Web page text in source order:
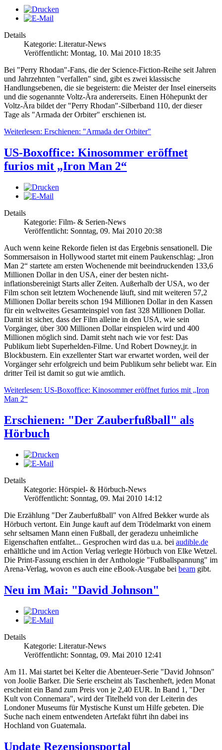
Details
Kategorie: Literatur-News
Veröffentlicht: Montag, 10. Mai 2010 18:35
Bei "Perry Rhodan"-Fans, die der Science-Fiction-Reihe seit Jahren
und Jahrzehnten "verfallen" sind, gibt es zwei klassische
Handlungsebenen, die sie begeistern: die Meister der Insel einerseits
und die sogenannte Voltz-Ära andererseits. Einen Höhepunkt der
Voltz-Ära bildet der "Perry Rhodan"-Silberband 110, der dieser
Tage als "Armada der Orbiter" erschienen ist.
Weiterlesen: Erschienen: "Armada der Orbiter"
US-Boxoffice: Kinosommer eröffnet
furios mit „Iron Man 2“
Details
Kategorie: Film- & Serien-News
Veröffentlicht: Sonntag, 09. Mai 2010 20:38
Auch wenn keine Rekorde fielen ist das Ergebnis sensationell. Die
Sommersaison in Hollywood startet mit einem Paukenschlag: „Iron
Man 2“ startete am ersten Wochenende mit beeindruckenden 133,6
Millionen Dollar in den USA, einer der besten nicht-
inflationsbereinigt Starts aller Zeiten. Außerhalb der USA, wo der
Film schon seit letztem Wochenende läuft, sind mit weiteren 57,2
Millionen Dollar bereits schon 194 Millionen Dollar in den Kassen
für ein weltweites Gesamteinspiel von fast 328 Millionen Dollar.
Damit ist sicher, dass der Film alleine in den USA, wie sein
Vorgänger, über 300 Millionen Dollar einspielen wird und 400
Millionen möglich sind. Damit steht nach wie vor fest: Das
Publikum liebt Superhelden-Filme. Und Robert Downey,jr. in
Blockbustern. Ein exzellenter Start war erwartet worden, weil der
Vorgänger sehr erfolgreich und beim Publikum sehr beliebt war. Ein
dritter Teil ist damit so gut wie amtlich.
Weiterlesen: US-Boxoffice: Kinosommer eröffnet furios mit „Iron
Man 2“
Erschienen: "Der Zauberfußball" als
Hörbuch
Details
Kategorie: Hörspiel- & Hörbuch-News
Veröffentlicht: Sonntag, 09. Mai 2010 14:12
Die Erzählung "Der Zauberfußball" von Alfred Bekker wurde als
Hörbuch vertont. Ein Junge kauft auf dem Trödelmarkt von einem
sehr seltsamen Mann einen Fußball, der geradezu unheimliche
Eigenschaften entfaltet... Gesprochen wird das u.a. bei audible.de
erhältliche und im Action Verlag verlegte Hörbuch von Elke Wetzel.
Die Print-Fassung erschien in der Anthologie "Fußballspannung" im
Arena-Verlag, wovon es auch eine eBook-Ausgabe bei beam gibt.
Neu im Mai: "David Johnson"
Details
Kategorie: Literatur-News
Veröffentlicht: Sonntag, 09. Mai 2010 12:41
Am 11. Mai startet bei Kelter die Abenteuer-Serie "David Johnson"
von Joolie Barker. Die Serie erscheint als Taschenheft, jeden Monat
erscheint ein Band zum Preis von je 2,40 EUR. In Band 1, "Der
Kult von Connemara", wird der Titelheld von der Leiterin des
Londoner Museums für Mystische Kunst um Hilfe gebeten. Die
Suche nach einem entwendeten Artefakt führt ihn dabei ins
Hochland von Guatemala.
Update Rezensionsportal